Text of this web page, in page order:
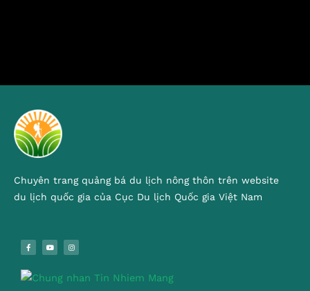
Chuyên trang quảng bá du lịch nông thôn trên website
du lịch quốc gia của Cục Du lịch Quốc gia Việt Nam